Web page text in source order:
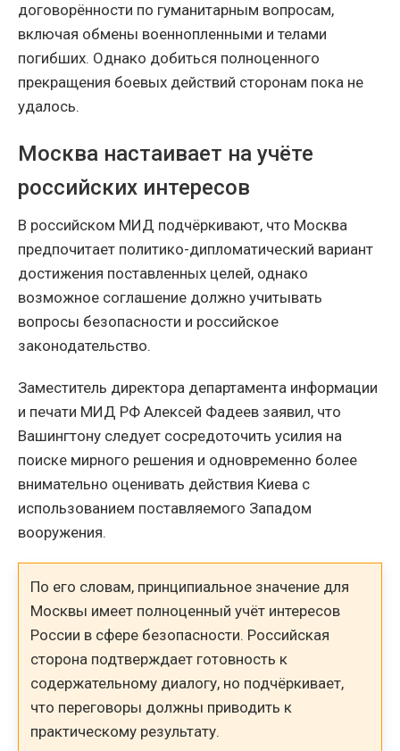
договорённости по гуманитарным вопросам,
включая обмены военнопленными и телами
погибших. Однако добиться полноценного
прекращения боевых действий сторонам пока не
удалось.
Москва настаивает на учёте
российских интересов
В российском МИД подчёркивают, что Москва
предпочитает политико-дипломатический вариант
достижения поставленных целей, однако
возможное соглашение должно учитывать
вопросы безопасности и российское
законодательство.
Заместитель директора департамента информации
и печати МИД РФ Алексей Фадеев заявил, что
Вашингтону следует сосредоточить усилия на
поиске мирного решения и одновременно более
внимательно оценивать действия Киева с
использованием поставляемого Западом
вооружения.
По его словам, принципиальное значение для
Москвы имеет полноценный учёт интересов
России в сфере безопасности. Российская
сторона подтверждает готовность к
содержательному диалогу, но подчёркивает,
что переговоры должны приводить к
практическому результату.